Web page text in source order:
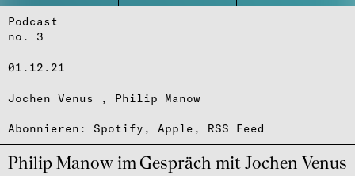
Podcast
no. 3
01.12.21
Jochen Venus Philip Manow
Abonnieren: Spotify , Apple , RSS Feed
Philip Manow im Gespräch mit Jochen Venus